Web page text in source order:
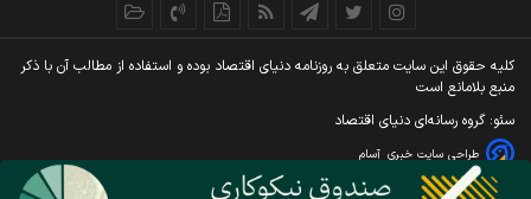
کليه حقوق اين سايت متعلق به روزنامه دنيای اقتصاد بوده و استفاده از مطالب آن با ذکر
منبع بلامانع است
سئو: گروه رسانه‌ای دنیای اقتصاد
طراحی سایت خبری آسام